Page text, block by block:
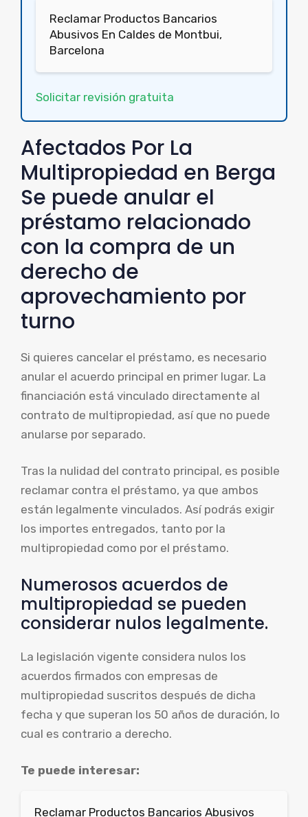
Reclamar Productos Bancarios
Abusivos En Caldes de Montbui,
Barcelona
Solicitar revisión gratuita
Afectados Por La
Multipropiedad en Berga
Se puede anular el
préstamo relacionado
con la compra de un
derecho de
aprovechamiento por
turno
Si quieres cancelar el préstamo, es necesario
anular el acuerdo principal en primer lugar. La
financiación está vinculado directamente al
contrato de multipropiedad, así que no puede
anularse por separado.
Tras la nulidad del contrato principal, es posible
reclamar contra el préstamo, ya que ambos
están legalmente vinculados. Así podrás exigir
los importes entregados, tanto por la
multipropiedad como por el préstamo.
Numerosos acuerdos de
multipropiedad se pueden
considerar nulos legalmente.
La legislación vigente considera nulos los
acuerdos firmados con empresas de
multipropiedad suscritos después de dicha
fecha y que superan los 50 años de duración, lo
cual es contrario a derecho.
Te puede interesar:
Reclamar Productos Bancarios Abusivos